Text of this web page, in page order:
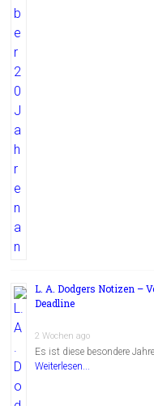
L. A. Dodgers Notizen –
Deadline
2 Wochen ago
Es ist diese besondere
Weiterlesen...